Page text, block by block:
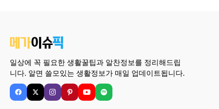
일상에 꼭 필요한 생활꿀팁과 알찬정보를 정리해드립
니다. 알면 쓸모있는 생활정보가 매일 업데이트됩니다.